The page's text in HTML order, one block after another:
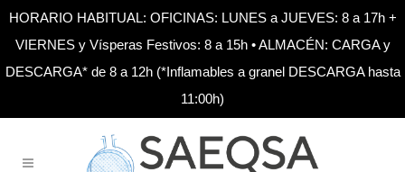
HORARIO HABITUAL: OFICINAS: LUNES a JUEVES: 8 a 17h +
VIERNES y Vísperas Festivos: 8 a 15h • ALMACÉN: CARGA y
DESCARGA* de 8 a 12h (*Inflamables a granel DESCARGA hasta
11:00h)